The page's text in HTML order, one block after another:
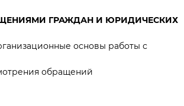
ГРАЖДАН И ЮРИДИЧЕСКИХ
основы работы с
обращений